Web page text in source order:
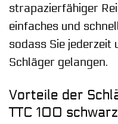
strapazierfähiger
einfaches und
sodass Sie jederzeit
Schläger gelangen.
Vorteile der
TTC 100